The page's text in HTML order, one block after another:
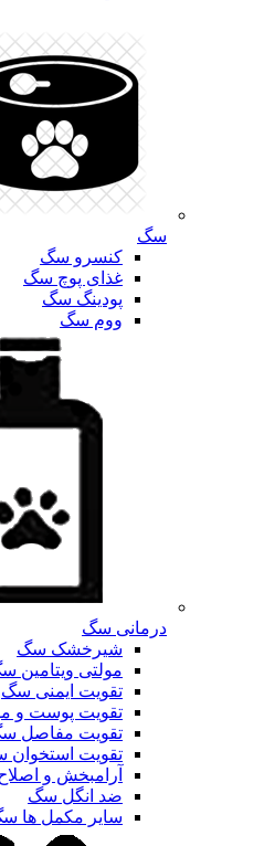
سگ
کنسرو سگ
غذای پوچ سگ
پودینگ سگ
ووم سگ
درمانی سگ
شیرخشک سگ
مولتی ویتامین
تقویت ایمنی سگ
تقویت پوست و
تقویت مفاصل
تقویت
آرامبخش و
ضد انگل سگ
سایر مکمل ها